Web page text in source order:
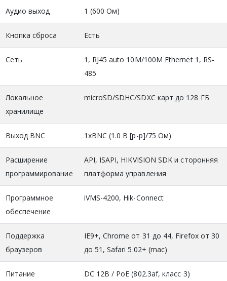
Аудио выход 1 (600 Ом)
Кнопка сброса Есть
Сеть
1, RJ45 auto 10M/100M Ethernet 1, RS-
485
Локальное
хранилище
microSD/SDHC/SDXC карт до 128 ГБ
Выход BNC 1хBNC (1.0 В [p-p]/75 Ом)
Расширение
программирование
API, ISAPI, HIKVISION SDK и сторонняя
платформа управления
Программное
обеспечение
iVMS-4200, Hik-Connect
Поддержка
браузеров
IE9+, Chrome от 31 до 44, Firefox от 30
до 51, Safari 5.02+ (mac)
Питание DC 12В / PoE (802.3af, класс 3)